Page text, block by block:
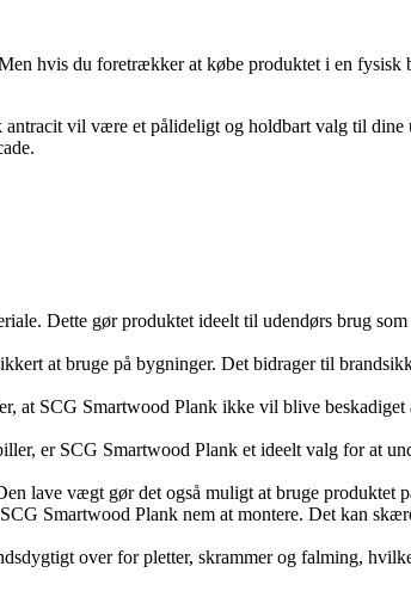
hvis du foretrækker at købe produktet i en
vil være et pålideligt og holdbart valg til dine
Dette gør produktet ideelt til udendørs brug
at bruge på bygninger. Det bidrager til
at SCG Smartwood Plank ikke vil blive
er SCG Smartwood Plank et ideelt valg for at
lave vægt gør det også muligt at bruge produktet
Smartwood Plank nem at montere. Det kan
over for pletter, skrammer og falming,